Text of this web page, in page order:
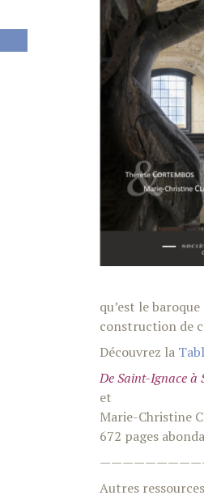
qu’est le
construction de
Découvrez la
De Saint-Ignace à
et
Marie-Christine
672 pages
Autres ressources